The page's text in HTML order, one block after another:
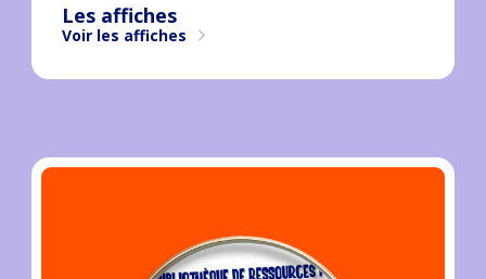
Les affiches
Voir les affiches